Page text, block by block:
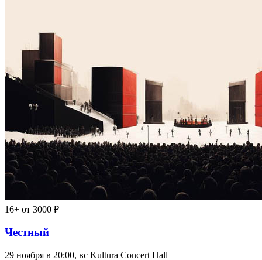
16+ от 3000 ₽
Честный
29 ноября в 20:00, вс Kultura Concert Hall